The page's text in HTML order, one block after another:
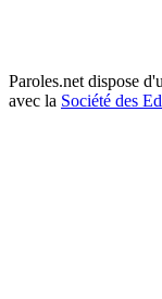
Paroles.net dispose
avec la Société des